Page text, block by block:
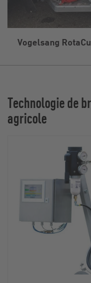
Vogelsang
Technologie de
agricole